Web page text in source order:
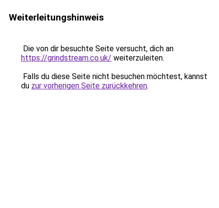
Weiterleitungshinweis
Die von dir besuchte Seite versucht, dich an
https://grindstream.co.uk/ weiterzuleiten.
Falls du diese Seite nicht besuchen möchtest, kannst
du zur vorherigen Seite zurückkehren.